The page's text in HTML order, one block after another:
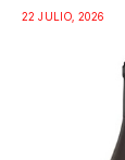
22 JULIO, 2026